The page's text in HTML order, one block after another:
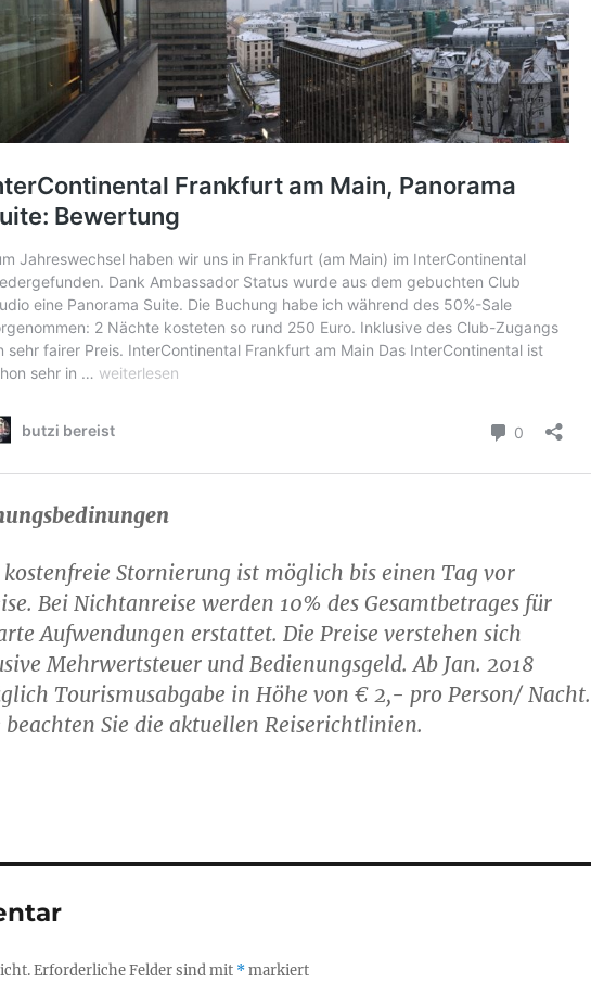
kostenfreie Stornierung ist möglich bis einen Tag vor
Bei Nichtanreise werden 10% des Gesamtbetrages für
Aufwendungen erstattet. Die Preise verstehen sich
Mehrwertsteuer und Bedienungsgeld. Ab Jan. 2018
Tourismusabgabe in Höhe von € 2,- pro Person/ Nacht.
Sie die aktuellen Reiserichtlinien.
Erforderliche Felder sind mit *markiert